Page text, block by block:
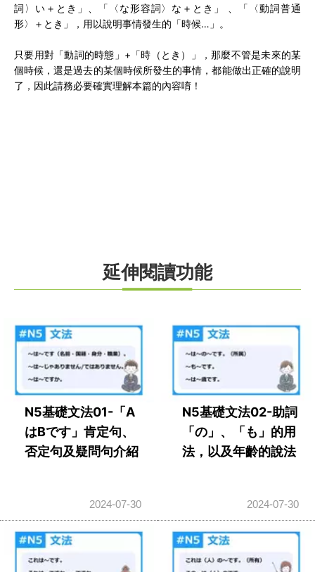
詞〉い＋とき」、「〈な形容詞〉な＋とき」 、「〈動詞普通
形〉＋とき」，用以說明事情發生的「時候…」。
只要用對「動詞的時態」+「時（とき）」，那麼不管是未來的某
個時候，還是過去的某個時候所發生的事情，都能做出正確的說明
了，因此請務必要確實理解本篇的內容唷！
延伸閱讀功能
N5基礎文法01-「A
はBです」肯定句、
否定句及疑問句介紹
2024-07-30
N5基礎文法02-助詞
「の」、「も」的用
法，以及年齡的說法
2024-07-30